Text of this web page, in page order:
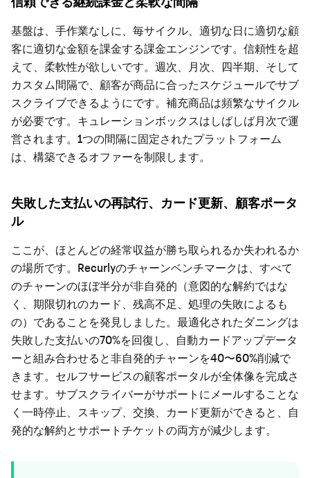
基盤は、手作業なしに、毎サイクル、適切な日に適切な顧
客に適切な金額を課金する課金エンジンです。信頼性を超
えて、柔軟性が欲しいです。週次、月次、四半期、そして
カスタム間隔で、顧客が商品に合ったスケジュールでサブ
スクライブできるようにです。補充商品は頻繁なサイクル
が必要です。キュレーションボックスはしばしば月次で運
営されます。1つの間隔に固定されたプラットフォーム
は、構築できるオファーを制限します。
失敗した支払いの再試行、カード更新、顧客ポータ
ル
ここが、ほとんどの経常収益が勝ち取られるか失われるか
の場所です。Recurlyのチャーンベンチマークは、すべて
のチャーンのほぼ半分が非自発的（意図的な解約ではな
く、期限切れのカード、残高不足、処理の失敗によるも
の）であることを発見しました。最適化されたダニングは
失敗した支払いの70%を回復し、自動カードアップデータ
ーと組み合わせると非自発的チャーンを40〜60%削減で
きます。セルフサービスの顧客ポータルが全体像を完成さ
せます。サブスクライバーがサポートにメールすることな
く一時停止、スキップ、交換、カード更新ができると、自
発的な解約とサポートチケットの両方が減少します。